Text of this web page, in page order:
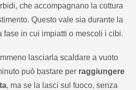
che accompagnano la cottura
Questo vale sia durante la
fase in cui impiatti o mescoli i cibi.
lasciarla scaldare a vuoto
può bastare per raggiungere
, ma se la lasci sul fuoco, senza